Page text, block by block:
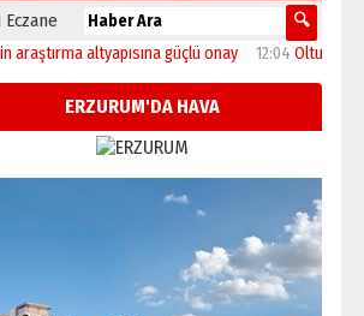
altyapısına güçlü onay 12:04 Oltu’da festival
ERZURUM'DA HAVA